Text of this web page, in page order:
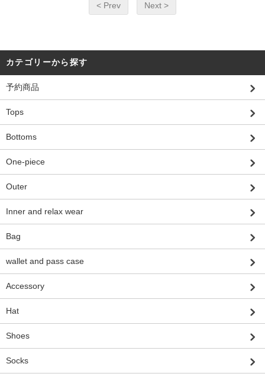
< Prev Next >
カテゴリーから探す
予約商品
Tops
Bottoms
One-piece
Outer
Inner and relax wear
Bag
wallet and pass case
Accessory
Hat
Shoes
Socks